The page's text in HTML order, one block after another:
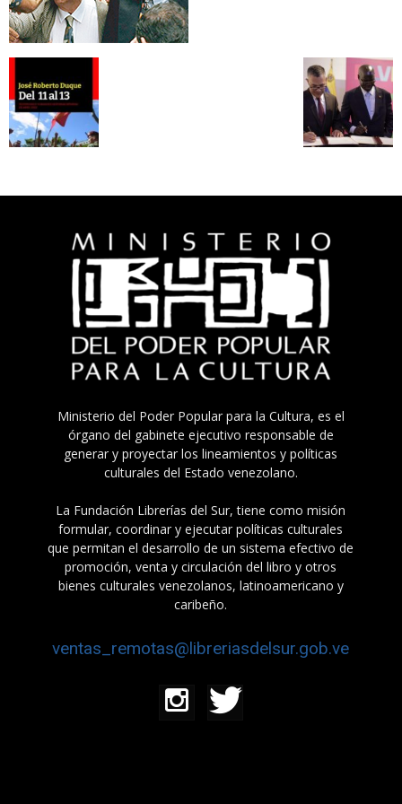
Ministerio del Poder Popular para la Cultura, es el
órgano del gabinete ejecutivo responsable de
generar y proyectar los lineamientos y políticas
culturales del Estado venezolano.
La Fundación Librerías del Sur, tiene como misión
formular, coordinar y ejecutar políticas culturales
que permitan el desarrollo de un sistema efectivo de
promoción, venta y circulación del libro y otros
bienes culturales venezolanos, latinoamericano y
caribeño.
ventas_remotas@libreriasdelsur.gob.ve